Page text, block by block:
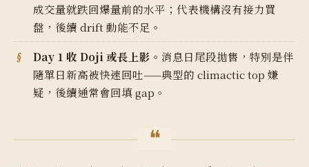
成交量就跌回爆量前的水平；代表機構沒有接力買
盤，後續 drift 動能不足。
Day 1 收 Doji 或長上影。 消息日尾段拋售，特別是伴
隨單日新高被快速回吐——典型的 climactic top 嫌
疑，後續通常會回填 gap。